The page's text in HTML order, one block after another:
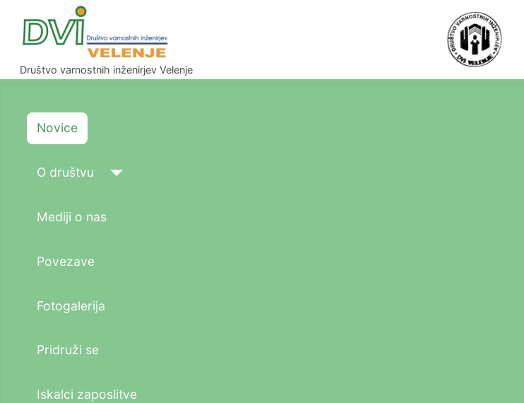
Društvo varnostnih inženirjev Velenje
Novice
O društvu
Mediji o nas
Povezave
Fotogalerija
Pridruži se
Iskalci zaposlitve